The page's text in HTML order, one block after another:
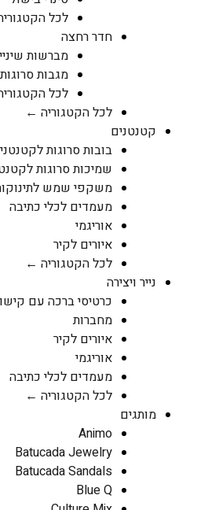
לכל
חדר רחצה
מברשות
מגבות סרוגות
לכל
לכל הקטגוריה ←
קטנטנים
בובות סרוגות
שמיכות סרוגות
משקפי שמש
מעמדים לכלי כתיבה
אוריגמי
איורים לקיר
לכל הקטגוריה ←
נייר ויצירה
כרטיסי ברכה עם
מחברות
איורים לקיר
אוריגמי
מעמדים לכלי כתיבה
לכל הקטגוריה ←
מותגים
Animo
Batucada Jewelry
Batucada Sandals
Blue Q